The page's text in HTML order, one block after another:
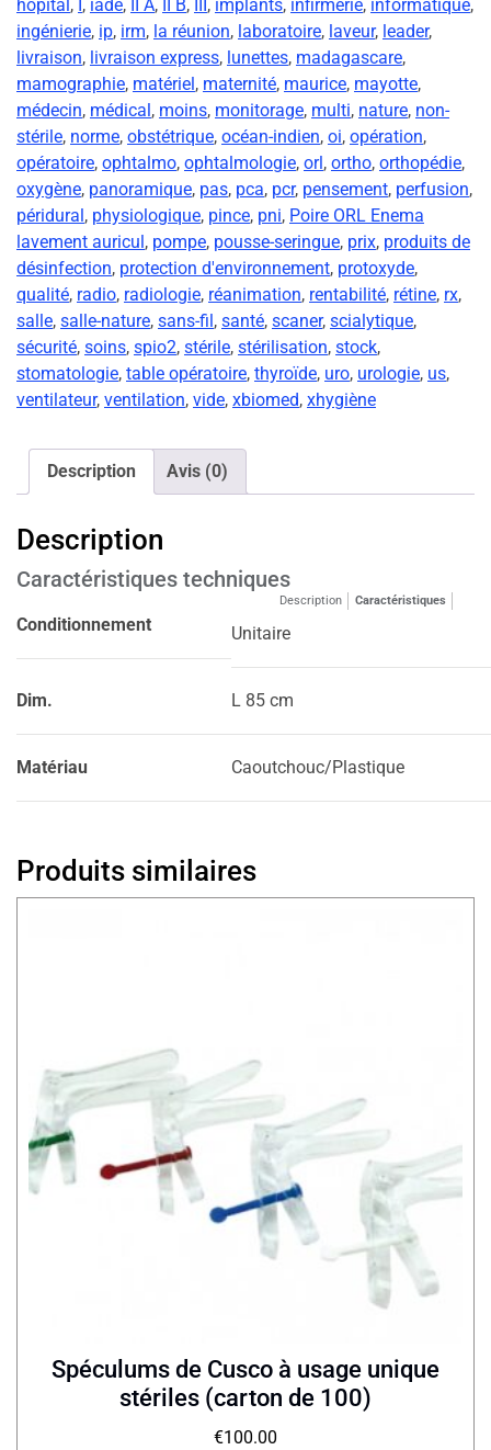
hôpital, I, iade, II A, II B, III, implants, infirmerie, informatique,
ingénierie, ip, irm, la réunion, laboratoire, laveur, leader,
livraison, livraison express, lunettes, madagascare,
mamographie, matériel, maternité, maurice, mayotte,
médecin, médical, moins, monitorage, multi, nature, non-
stérile, norme, obstétrique, océan-indien, oi, opération,
opératoire, ophtalmo, ophtalmologie, orl, ortho, orthopédie,
oxygène, panoramique, pas, pca, pcr, pensement, perfusion,
péridural, physiologique, pince, pni, Poire ORL Enema
lavement auricul, pompe, pousse-seringue, prix, produits de
désinfection, protection d'environnement, protoxyde,
qualité, radio, radiologie, réanimation, rentabilité, rétine, rx,
salle, salle-nature, sans-fil, santé, scaner, scialytique,
sécurité, soins, spio2, stérile, stérilisation, stock,
stomatologie, table opératoire, thyroïde, uro, urologie, us,
ventilateur, ventilation, vide, xbiomed, xhygiène
Description Avis (0)
Description
Caractéristiques techniques
Description Caractéristiques
Conditionnement Unitaire
Dim. L 85 cm
Matériau Caoutchouc/Plastique
Produits similaires
Spéculums de Cusco à usage unique
stériles (carton de 100)
€100.00